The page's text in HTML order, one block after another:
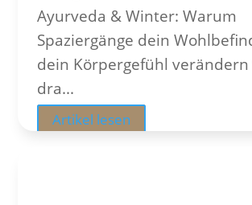
Ayurveda & Winter: Warum
Spaziergänge dein
dein Körpergefühl verändern
dra...
Artikel lesen